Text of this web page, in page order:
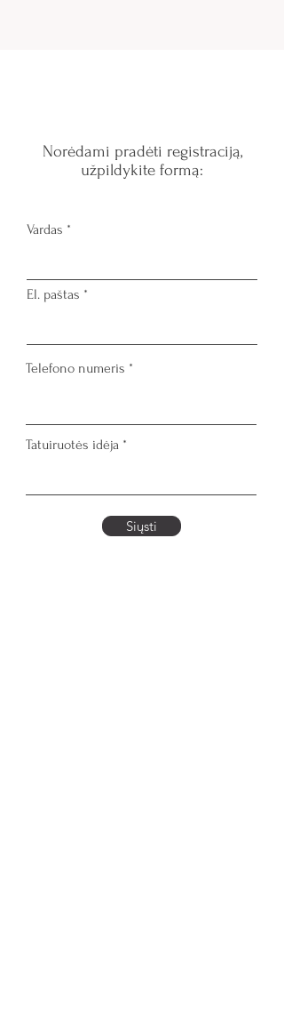
Norėdami pradėti registraciją,
užpildykite formą:
Vardas
El. paštas
Telefono numeris
Tatuiruotės idėja
Siųsti